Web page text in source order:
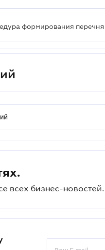
всех бизнес-новостей.